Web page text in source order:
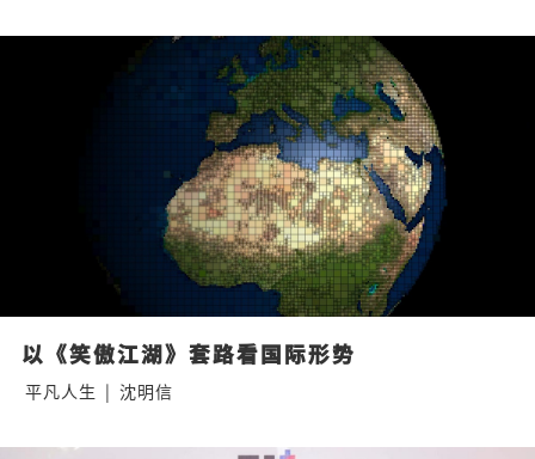
以《笑傲江湖》套路看国际形势
平凡人生 | 沈明信